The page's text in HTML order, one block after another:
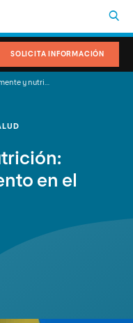
SOLICITA INFORMACIÓN
en el